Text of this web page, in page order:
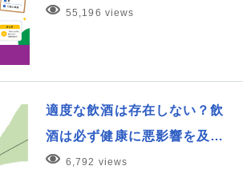
55,196 views
適度な飲酒は存在しない？飲
酒は必ず健康に悪影響を及…
6,792 views